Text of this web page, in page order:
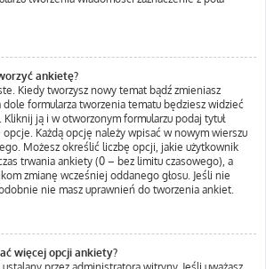
ankietę?
Kiedy tworzysz nowy temat bądź zmieniasz
formularza tworzenia tematu będziesz widzieć
ją i w otworzonym formularzu podaj tytuł
Każdą opcję należy wpisać w nowym wierszu
Możesz określić liczbę opcji, jakie użytkownik
trwania ankiety (0 – bez limitu czasowego), a
zmianę wcześniej oddanego głosu. Jeśli nie
nie masz uprawnień do tworzenia ankiet.
więcej opcji ankiety?